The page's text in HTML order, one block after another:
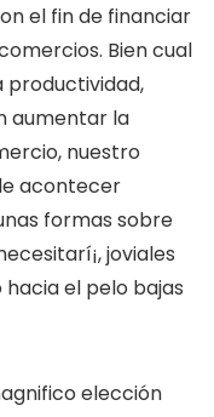
el fin de financiar
Bien cual
productividad,
aumentar la
nuestro
acontecer
formas sobre
joviales
el pelo bajas
elección